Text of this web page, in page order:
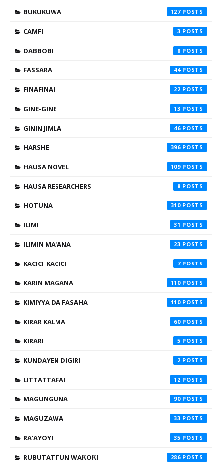
BUKUKUWA 127
CAMFI 3
DABBOBI 8
FASSARA 44
FINAFINAI 22
GINE-GINE 13
GININ JIMLA 46
HARSHE 396
HAUSA NOVEL 109
HAUSA RESEARCHERS 8
HOTUNA 310
ILIMI 31
ILIMIN MA'ANA 23
KACICI-KACICI 7
KARIN MAGANA 110
KIMIYYA DA FASAHA 110
KIRAR KALMA 60
KIRARI 5
KUNDAYEN DIGIRI 2
LITTATTAFAI 12
MAGUNGUNA 90
MAGUZAWA 33
RA'AYOYI 35
RUBUTATTUN WAƘOƘI 286